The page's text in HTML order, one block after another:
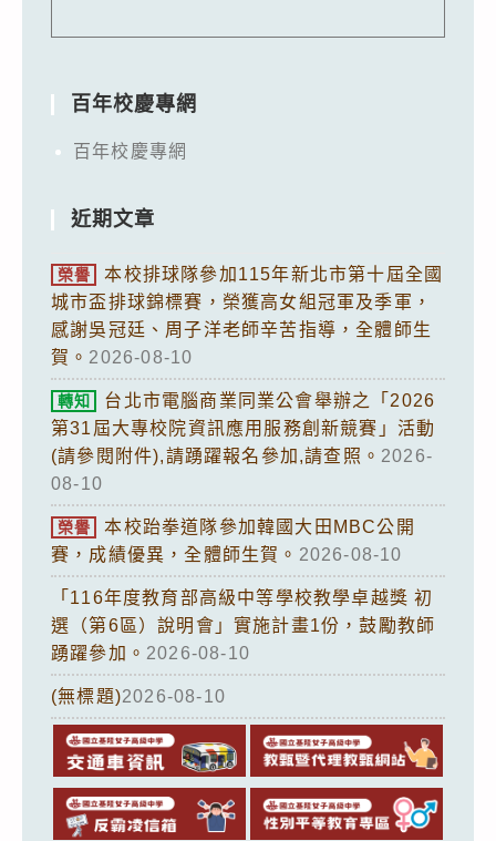
百年校慶專網
百年校慶專網
近期文章
榮譽
本校排球隊參加115年新北市第十屆全國
城市盃排球錦標賽，榮獲高女組冠軍及季軍，
感謝吳冠廷、周子洋老師辛苦指導，全體師生
賀。 2026-08-10
轉知
台北市電腦商業同業公會舉辦之「2026
第31屆大專校院資訊應用服務創新競賽」活動
(請參閱附件),請踴躍報名參加,請查照。 2026-
08-10
榮譽
本校跆拳道隊參加韓國大田MBC公開
賽，成績優異，全體師生賀。 2026-08-10
「116年度教育部高級中等學校教學卓越獎 初
選（第6區）說明會」實施計畫1份，鼓勵教師
踴躍參加。 2026-08-10
(無標題)2026-08-10